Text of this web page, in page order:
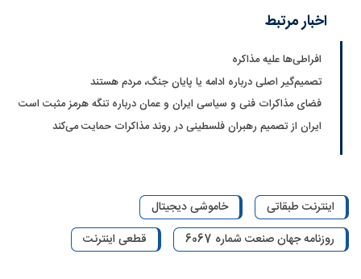
اخبار مرتبط
افراطی‌ها علیه مذاکره
تصمیم‌گیر اصلی درباره ادامه یا پایان جنگ، مردم هستند
فضای مذاکرات فنی و سیاسی ایران و عمان درباره تنگه هرمز مثبت است
ایران از تصمیم رهبران فلسطینی در روند مذاکرات حمایت می‌کند
اینترنت طبقاتی
خاموشی دیجیتال
روزنامه جهان صنعت شماره 6067
قطعی اینترنت